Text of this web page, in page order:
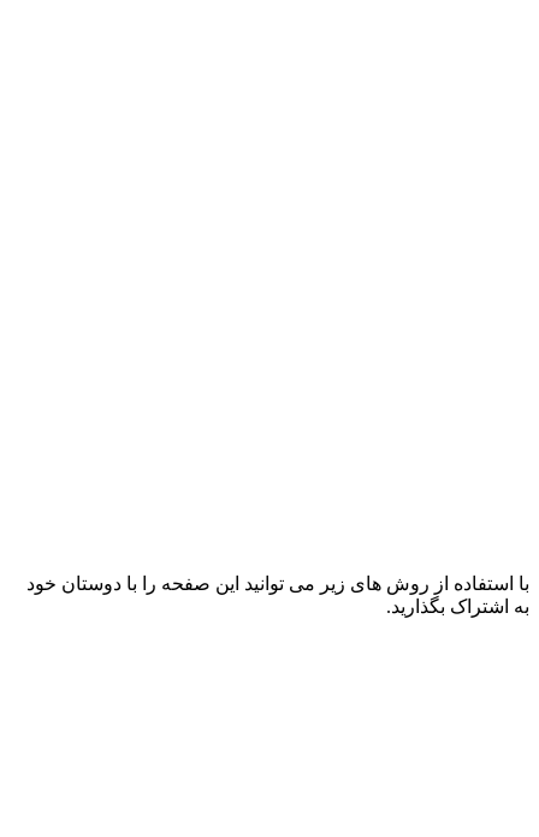
با استفاده از روش های زیر می توانید این صفحه را با دوستان خود
به اشتراک بگذارید.